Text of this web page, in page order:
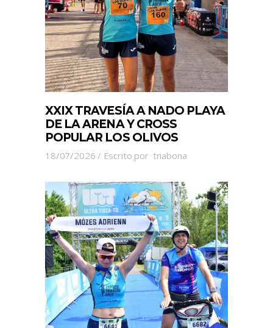
XXIX TRAVESÍA A NADO PLAYA
DE LA ARENA Y CROSS
POPULAR LOS OLIVOS
18/07/2026 Escrito por triabona